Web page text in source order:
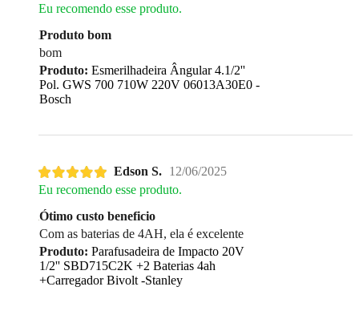
Eu recomendo esse produto.
Produto bom
bom
Produto: Esmerilhadeira Ângular 4.1/2''
Pol. GWS 700 710W 220V 06013A30E0 -
Bosch
Edson S. 12/06/2025
Eu recomendo esse produto.
Ótimo custo beneficio
Com as baterias de 4AH, ela é excelente
Produto: Parafusadeira de Impacto 20V
1/2'' SBD715C2K +2 Baterias 4ah
+Carregador Bivolt -Stanley